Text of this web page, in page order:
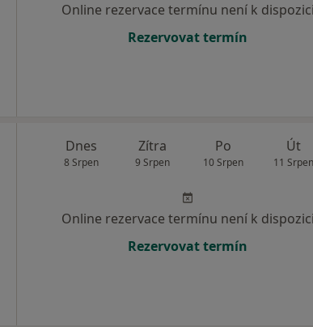
Online rezervace termínu není k dispozici
Rezervovat termín
Dnes
8 Srpen
Zítra
9 Srpen
Po
10 Srpen
Út
11 Srpen
Online rezervace termínu není k dispozici
Rezervovat termín